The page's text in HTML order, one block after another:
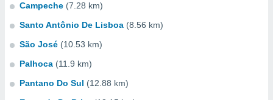
Campeche (7.28 km)
Santo Antônio De Lisboa (8.56 km)
São José (10.53 km)
Palhoca (11.9 km)
Pantano Do Sul (12.88 km)